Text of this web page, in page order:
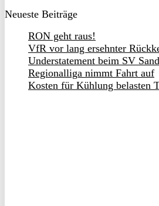
Neueste Beiträge
RON geht raus!
VfR vor lang ersehnter
Understatement beim SV
Regionalliga nimmt Fahrt auf
Kosten für Kühlung belasten